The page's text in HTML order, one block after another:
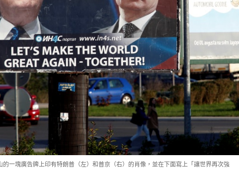
的一塊廣告牌上印有特朗普（左）和普京（右）的肖像，並在下面寫上「讓世界再次強